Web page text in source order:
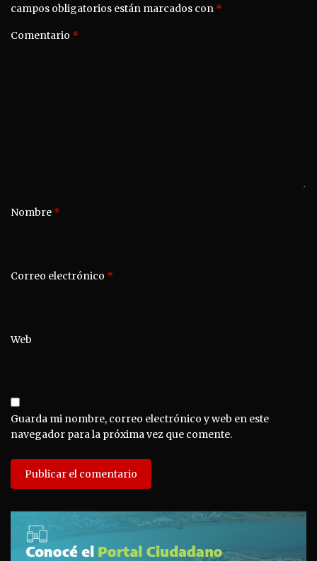
campos obligatorios están marcados con *
Comentario *
Nombre *
Correo electrónico *
Web
Guarda mi nombre, correo electrónico y web en este
navegador para la próxima vez que comente.